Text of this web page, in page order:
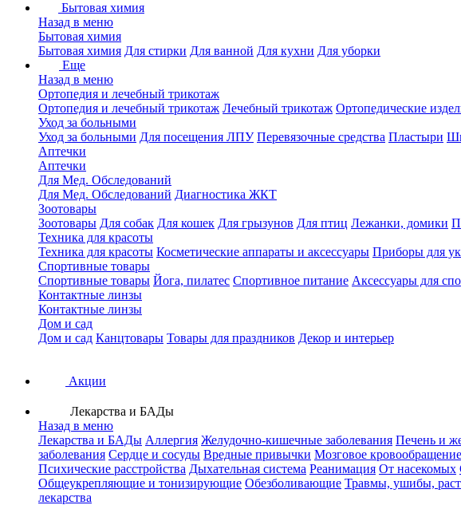
Бытовая химия
Назад в меню
Бытовая химия
Бытовая химия Для стирки Для ванной Для кухни Для уборки
Еще
Назад в меню
Ортопедия и лечебный трикотаж
Ортопедия и лечебный трикотаж Лечебный трикотаж Ортопедические
Уход за больными
Уход за больными Для посещения ЛПУ Перевязочные средства Пластыри
Аптечки
Аптечки
Для Мед. Обследований
Для Мед. Обследований Диагностика ЖКТ
Зоотовары
Зоотовары Для собак Для кошек Для грызунов Для птиц Лежанки, домики
Техника для красоты
Техника для красоты Косметические аппараты и аксессуары Приборы для
Спортивные товары
Спортивные товары Йога, пилатес Спортивное питание Аксессуары для
Контактные линзы
Контактные линзы
Дом и сад
Дом и сад Канцтовары Товары для праздников Декор и интерьер
Акции
Лекарства и БАДы
Назад в меню
Лекарства и БАДы Аллергия Желудочно-кишечные заболевания Печень и
заболевания Сердце и сосуды Вредные привычки Мозговое кровообращение
Психические расстройства Дыхательная система Реанимация От насекомых
Общеукрепляющие и тонизирующие Обезболивающие Травмы, ушибы,
лекарства